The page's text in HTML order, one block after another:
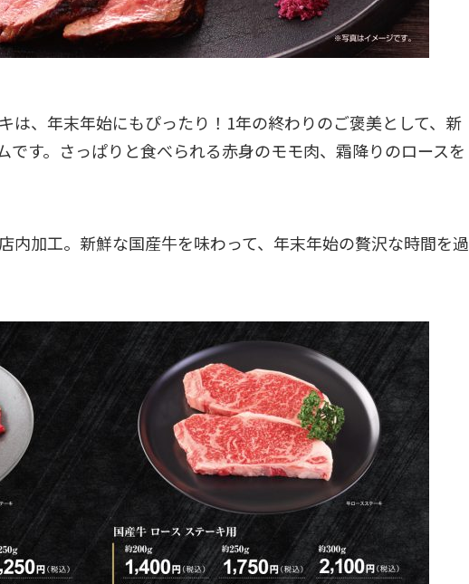
は、年末年始にもぴったり！1年の終わりのご褒美として、新
です。さっぱりと食べられる赤身のモモ肉、霜降りのロースを
内加工。新鮮な国産牛を味わって、年末年始の贅沢な時間を過